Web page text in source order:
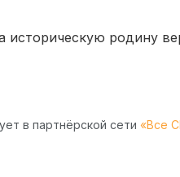
историческую родину
в партнёрской сети «Все